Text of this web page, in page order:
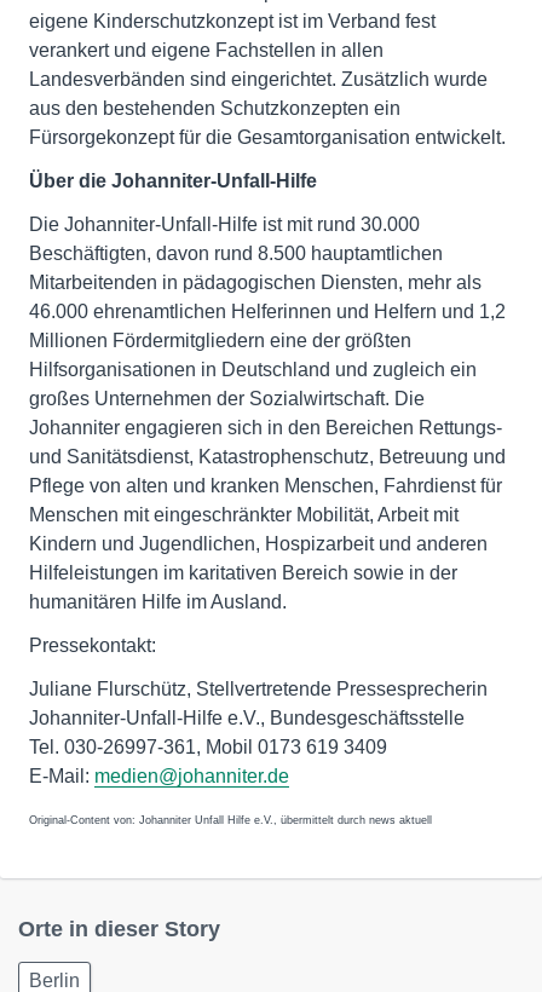
eigene Kinderschutzkonzept ist im Verband fest
verankert und eigene Fachstellen in allen
Landesverbänden sind eingerichtet. Zusätzlich wurde
aus den bestehenden Schutzkonzepten ein
Fürsorgekonzept für die Gesamtorganisation entwickelt.
Über die Johanniter-Unfall-Hilfe
Die Johanniter-Unfall-Hilfe ist mit rund 30.000
Beschäftigten, davon rund 8.500 hauptamtlichen
Mitarbeitenden in pädagogischen Diensten, mehr als
46.000 ehrenamtlichen Helferinnen und Helfern und 1,2
Millionen Fördermitgliedern eine der größten
Hilfsorganisationen in Deutschland und zugleich ein
großes Unternehmen der Sozialwirtschaft. Die
Johanniter engagieren sich in den Bereichen Rettungs-
und Sanitätsdienst, Katastrophenschutz, Betreuung und
Pflege von alten und kranken Menschen, Fahrdienst für
Menschen mit eingeschränkter Mobilität, Arbeit mit
Kindern und Jugendlichen, Hospizarbeit und anderen
Hilfeleistungen im karitativen Bereich sowie in der
humanitären Hilfe im Ausland.
Pressekontakt:
Juliane Flurschütz, Stellvertretende Pressesprecherin
Johanniter-Unfall-Hilfe e.V., Bundesgeschäftsstelle
Tel. 030-26997-361, Mobil 0173 619 3409
E-Mail: medien@johanniter.de
Original-Content von: Johanniter Unfall Hilfe e.V., übermittelt durch news aktuell
Orte in dieser Story
Berlin